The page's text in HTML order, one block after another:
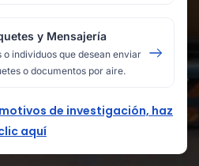
y Mensajería
o individuos que desean enviar
o documentos por aire.
de investigación, haz
aquí